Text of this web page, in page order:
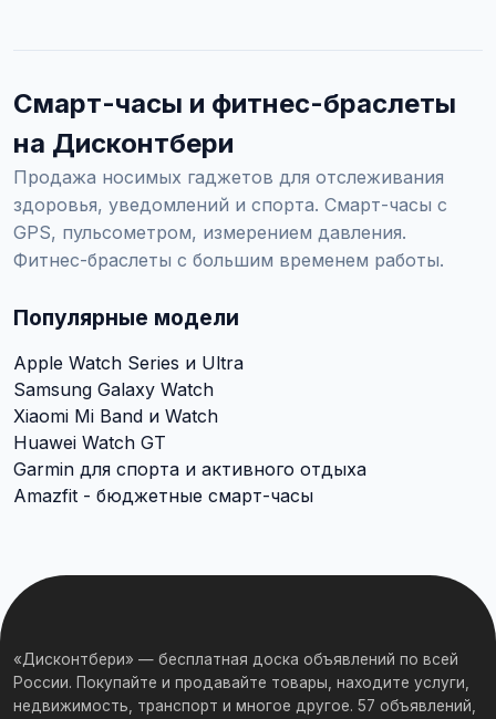
Смарт-часы и фитнес-браслеты
на Дисконтбери
Продажа носимых гаджетов для отслеживания
здоровья, уведомлений и спорта. Смарт-часы с
GPS, пульсометром, измерением давления.
Фитнес-браслеты с большим временем работы.
Популярные модели
Apple Watch Series и Ultra
Samsung Galaxy Watch
Xiaomi Mi Band и Watch
Huawei Watch GT
Garmin для спорта и активного отдыха
Amazfit - бюджетные смарт-часы
«Дисконтбери» — бесплатная доска объявлений по всей
России. Покупайте и продавайте товары, находите услуги,
недвижимость, транспорт и многое другое. 57 объявлений,